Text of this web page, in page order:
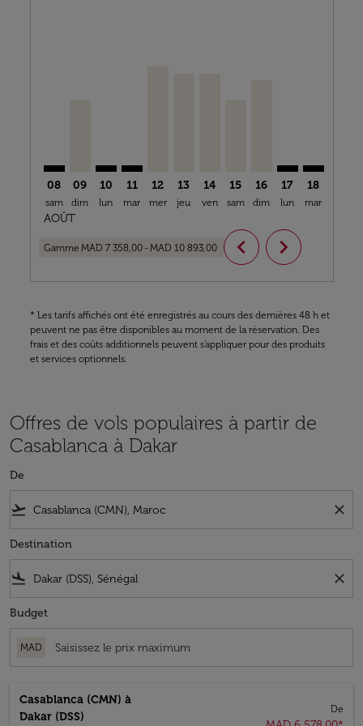
08
sam
AOÛT
09
dim
10
lun
11
mar
12
mer
13
jeu
14
ven
15
sam
16
dim
17
lun
18
mar
Gamme MAD 7 358,00 -MAD 10 893,00 chevron_left chevron_right
* Les tarifs affichés ont été enregistrés au cours des dernières 48 h et
peuvent ne pas être disponibles au moment de la réservation. Des
frais et des coûts additionnels peuvent s'appliquer pour des produits
et services optionnels.
Offres de vols populaires à partir de
Casablanca à Dakar
De
flight_takeoff close
Destination
flight_land close
Budget
MAD
Casablanca (CMN) à
Dakar (DSS)
De